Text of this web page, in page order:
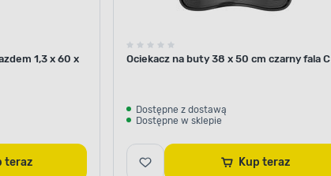
1,3 x 60 x
Kup teraz
Ociekacz na buty 38 x 50 cm czarny fala C
Dostępne z dostawą
Dostępne w sklepie
Kup teraz